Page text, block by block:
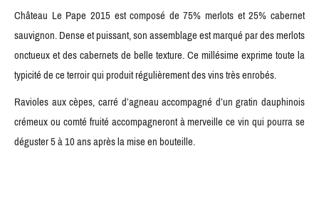
Château Le Pape 2015 est composé de 75% merlots et 25% cabernet
sauvignon. Dense et puissant, son assemblage est marqué par des merlots
onctueux et des cabernets de belle texture. Ce millésime exprime toute la
typicité de ce terroir qui produit régulièrement des vins très enrobés.
Ravioles aux cèpes, carré d’agneau accompagné d’un gratin dauphinois
crémeux ou comté fruité accompagneront à merveille ce vin qui pourra se
déguster 5 à 10 ans après la mise en bouteille.